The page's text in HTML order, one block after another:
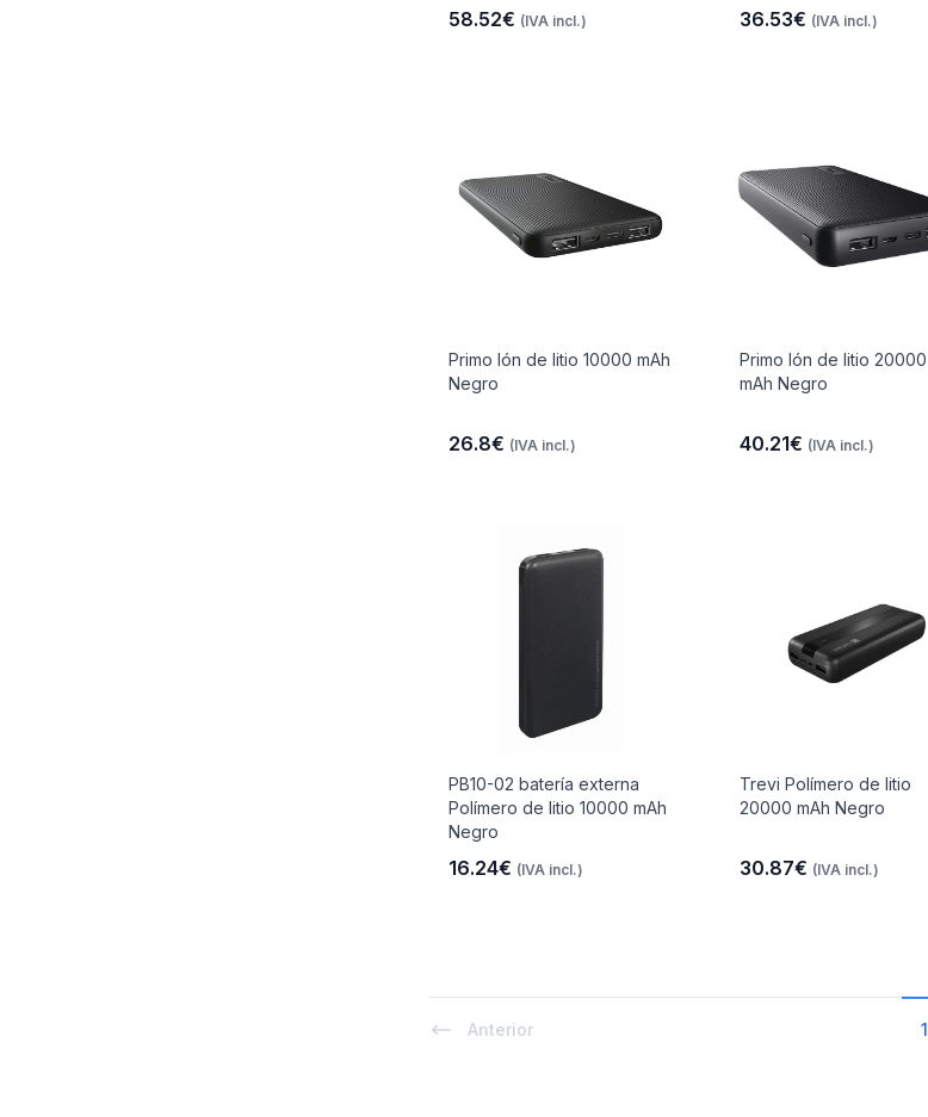
58.52€ (IVA incl.) 36.53€ (IVA incl.)
Primo Ión de litio 10000 mAh
Negro
26.8€ (IVA incl.)
Primo Ión de litio 20000
mAh Negro
40.21€ (IVA incl.)
PB10-02 batería externa
Polímero de litio 10000 mAh
Negro
16.24€ (IVA incl.)
Trevi Polímero de litio
20000 mAh Negro
30.87€ (IVA incl.)
Anterior 1